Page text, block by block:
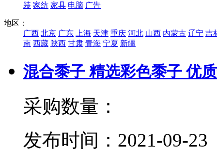
装 家纺 家具 电脑 广告
地区：
广西 北京 广东 上海 天津 重庆 河北 山西 内蒙古 辽宁 吉
南 西藏 陕西 甘肃 青海 宁夏 新疆
混合黍子 精选彩色黍子 优
采购数量：
发布时间： 2021-09-23